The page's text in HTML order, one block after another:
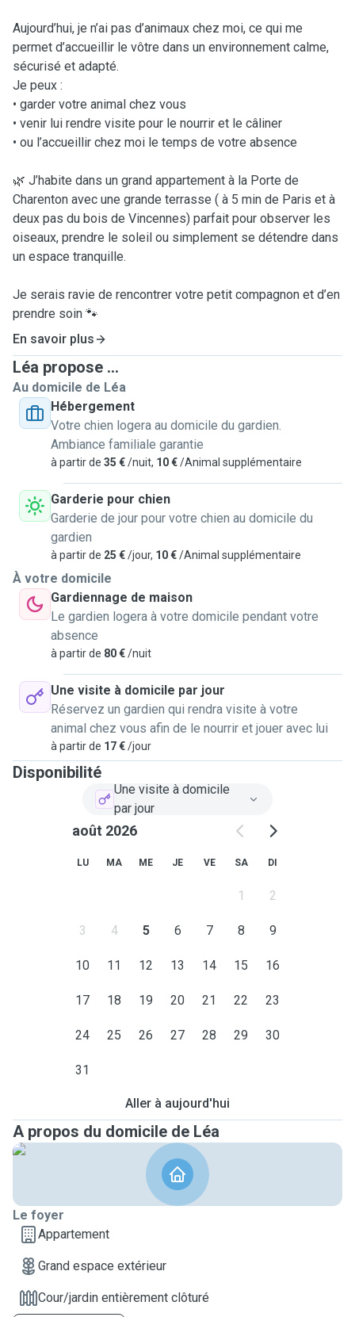
Aujourd’hui, je n’ai pas d’animaux chez moi, ce qui me
permet d’accueillir le vôtre dans un environnement calme,
sécurisé et adapté.
Je peux :
• garder votre animal chez vous
• venir lui rendre visite pour le nourrir et le câliner
• ou l’accueillir chez moi le temps de votre absence
🌿 J’habite dans un grand appartement à la Porte de
Charenton avec une grande terrasse ( à 5 min de Paris et à
deux pas du bois de Vincennes) parfait pour observer les
oiseaux, prendre le soleil ou simplement se détendre dans
un espace tranquille.
Je serais ravie de rencontrer votre petit compagnon et d’en
prendre soin 🐾
En savoir plus
Léa propose ...
Au domicile de Léa
Hébergement
Votre chien logera au domicile du gardien.
Ambiance familiale garantie
à partir de 35 €/nuit, 10 €/Animal supplémentaire
Garderie pour chien
Garderie de jour pour votre chien au domicile du
gardien
à partir de 25 €/jour, 10 €/Animal supplémentaire
À votre domicile
Gardiennage de maison
Le gardien logera à votre domicile pendant votre
absence
à partir de 80 €/nuit
Une visite à domicile par jour
Réservez un gardien qui rendra visite à votre
animal chez vous afin de le nourrir et jouer avec lui
à partir de 17 €/jour
Disponibilité
Une visite à domicile
par jour
août 2026
LU MA ME JE VE SA DI
1 2
3 4 5 6 7 8 9
10 11 12 13 14 15 16
17 18 19 20 21 22 23
24 25 26 27 28 29 30
31
Aller à aujourd'hui
A propos du domicile de Léa
Le foyer
Appartement
Grand espace extérieur
Cour/jardin entièrement clôturé